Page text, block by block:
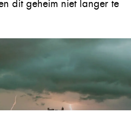
dit geheim niet langer te